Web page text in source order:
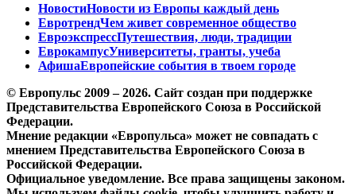
НовостиНовости из Европы каждый день
ЕвротрендЧем живет современное общество
ЕвроэкспрессПутешествия, люди, традиции
ЕврокампусУниверситеты, гранты, учеба
АфишаЕвропейские события в твоем городе
© Европульс 2009 – 2026. Сайт создан при поддержке
Представительства Европейского Союза в Российской
Федерации.
Мнение редакции «Европульса» может не совпадать с
мнением Представительства Европейского Союза в
Российской Федерации.
Официальное уведомление. Все права защищены законом.